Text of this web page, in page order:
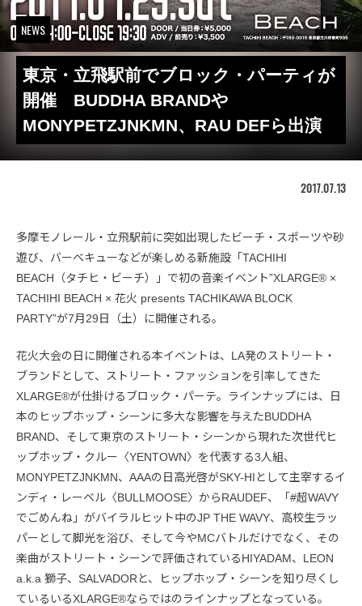
NEWS
東京・立飛駅前でブロック・パーティが
開催 BUDDHA BRANDや
MONYPETZJNKMN、RAU DEFら出演
2017.07.13
多摩モノレール・立飛駅前に突如出現したビーチ・スポーツや砂
遊び、バーベキューなどが楽しめる新施設「TACHIHI
BEACH（タチヒ・ビーチ）」で初の音楽イベント”XLARGE® ×
TACHIHI BEACH × 花火 presents TACHIKAWA BLOCK
PARTY”が7月29日（土）に開催される。
花火大会の日に開催される本イベントは、LA発のストリート・
ブランドとして、ストリート・ファッションを引率してきた
XLARGE®が仕掛けるブロック・パーテ。ラインナップには、日
本のヒップホップ・シーンに多大な影響を与えたBUDDHA
BRAND、そして東京のストリート・シーンから現れた次世代ヒ
ップホップ・クルー〈YENTOWN〉を代表する3人組、
MONYPETZJNKMN、AAAの日高光啓がSKY-HIとして主宰するイ
ンディ・レーベル〈BULLMOOSE〉からRAUDEF、「#超WAVY
でごめんね」がバイラルヒット中のJP THE WAVY、高校生ラッ
パーとして脚光を浴び、そして今やMCバトルだけでなく、その
楽曲がストリート・シーンで評価されているHIYADAM、LEON
a.k.a 獅子、SALVADORと、ヒップホップ・シーンを知り尽くし
ているいるXLARGE®ならではのラインナップとなっている。